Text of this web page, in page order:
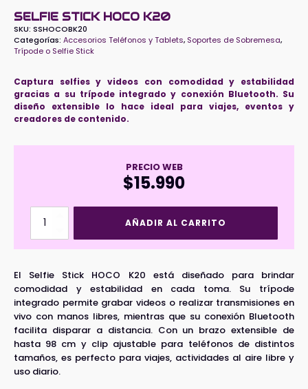
SELFIE STICK HOCO K20
SKU: SSHOCOBK20
Categorías: Accesorios Teléfonos y Tablets, Soportes de Sobremesa,
Trípode o Selfie Stick
Captura selfies y videos con comodidad y estabilidad
gracias a su trípode integrado y conexión Bluetooth. Su
diseño extensible lo hace ideal para viajes, eventos y
creadores de contenido.
PRECIO WEB
$15.990
Selfie
HOCO
AÑADIR AL CARRITO
El Selfie Stick HOCO K20 está diseñado para brindar
comodidad y estabilidad en cada toma. Su trípode
integrado permite grabar videos o realizar transmisiones en
vivo con manos libres, mientras que su conexión Bluetooth
facilita disparar a distancia. Con un brazo extensible de
hasta 98 cm y clip ajustable para teléfonos de distintos
tamaños, es perfecto para viajes, actividades al aire libre y
uso diario.